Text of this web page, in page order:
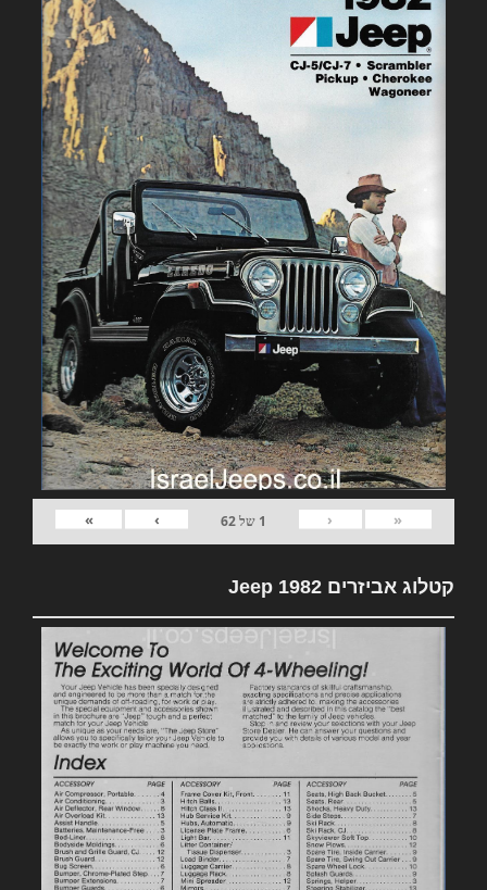
«
‹
1 של62
›
»
קטלוג אביזרים 1982 Jeep